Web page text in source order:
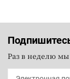
Раз в неделю